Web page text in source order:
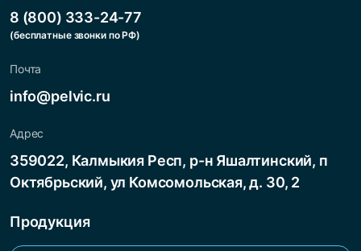
Продукция
Адрес
359022, Калмыкия Респ, р-н Яшалтинский, п
Октябрьский, ул Комсомольская, д. 30, 2
8 (800) 333-24-77
(бесплатные звонки по РФ)
Почта
info@pelvic.ru